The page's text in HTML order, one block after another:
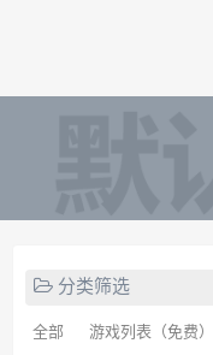
分类筛选
全部 游戏列表（免费）